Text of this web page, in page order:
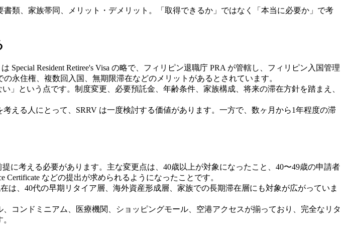
類、家族帯同、メリット・デメリット。「取得できるか」ではなく「本当に必要か」で考
Resident Retiree's Visa の略で、フィリピン退職庁 PRA が管轄し、フィリピン入国管理
永住権、複数回入国、無期限滞在などのメリットがあるとされています。
」という点です。制度変更、必要預託金、年齢条件、家族構成、将来の滞在方針を踏まえ、
える人にとって、SRRV は一度検討する価値があります。一方で、数ヶ月から1年程度の滞
に考える必要があります。主な変更点は、40歳以上が対象になったこと、40〜49歳の申請者
などの提出が求められるようになったことです。
、40代の早期リタイア層、海外資産形成層、家族での長期滞在層にも対象が広がっていま
コンドミニアム、医療機関、ショッピングモール、空港アクセスが揃っており、完全なリタ